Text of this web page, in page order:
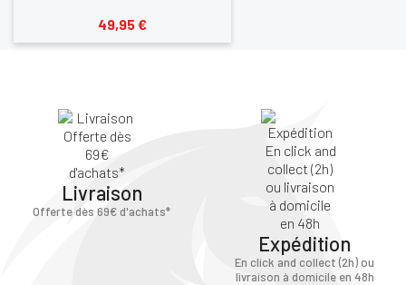
49,95 €
Livraison
Offerte dès 69€ d'achats*
Expédition
En click and collect (2h) ou
livraison à domicile en 48h